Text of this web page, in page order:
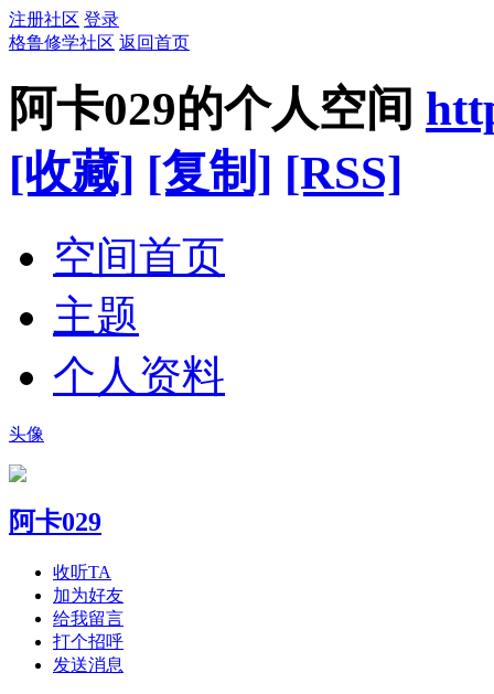
注册社区 登录
格鲁修学社区 返回首页
阿卡029的个人空间
[收藏] [复制] [RSS]
空间首页
主题
个人资料
头像
阿卡029
收听TA
加为好友
给我留言
打个招呼
发送消息